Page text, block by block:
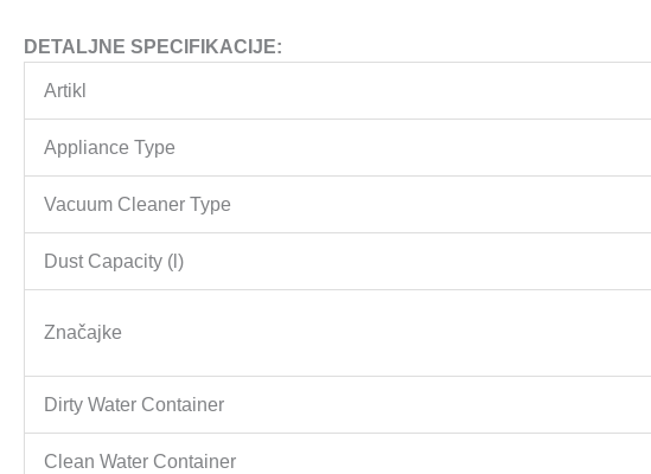
DETALJNE SPECIFIKACIJE:
Artikl
Appliance Type
Vacuum Cleaner Type
Dust Capacity (l)
Značajke
Dirty Water Container
Clean Water Container